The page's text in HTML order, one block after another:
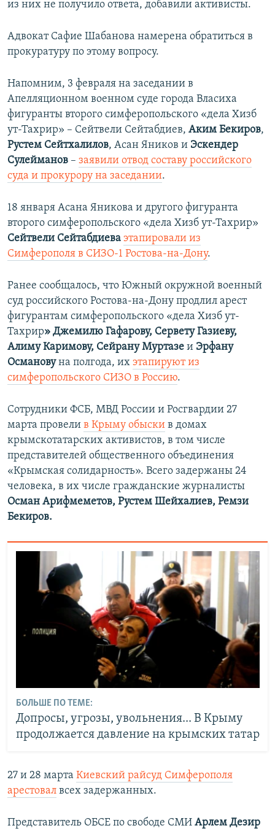
из них не получило ответа, добавили активисты.
Адвокат Сафие Шабанова намерена обратиться в
прокуратуру по этому вопросу.
Напомним, 3 февраля на заседании в
Апелляционном военном суде города Власиха
фигуранты второго симферопольского «дела Хизб
ут-Тахрир» – Сейтвели Сейтабдиев, Аким Бекиров,
Рустем Сейтхалилов, Асан Яников и Эскендер
Сулейманов – заявили отвод составу российского
суда и прокурору на заседании.
18 января Асана Яникова и другого фигуранта
второго симферопольского «дела Хизб ут-Тахрир»
Сейтвели Сейтабдиева этапировали из
Симферополя в СИЗО-1 Ростова-на-Дону.
Ранее сообщалось, что Южный окружной военный
суд российского Ростова-на-Дону продлил арест
фигурантам симферопольского «дела Хизб ут-
Тахрир» Джемилю Гафарову, Сервету Газиеву,
Алиму Каримову, Сейрану Муртазе и Эрфану
Османовуна полгода, их этапируют из
симферопольского СИЗО в Россию.
Сотрудники ФСБ, МВД России и Росгвардии 27
марта провели в Крыму обыски в домах
крымскотатарских активистов, в том числе
представителей общественного объединения
«Крымская солидарность». Всего задержаны 24
человека, в их числе гражданские журналисты
Осман Арифмеметов, Рустем Шейхалиев, Ремзи
Бекиров.
БОЛЬШЕ ПО ТЕМЕ:
Допросы, угрозы, увольнения... В Крыму
продолжается давление на крымских татар
27 и 28 марта Киевский райсуд Симферополя
арестовал всех задержанных.
Представитель ОБСЕ по свободе СМИ Арлем Дезир